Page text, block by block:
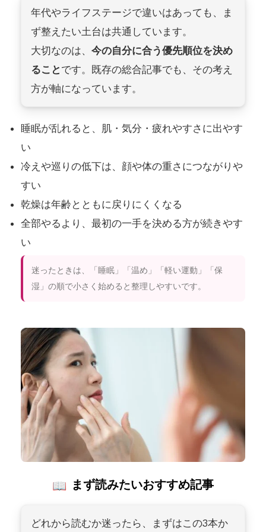
年代やライフステージで違いはあっても、ま
ず整えたい土台は共通しています。
大切なのは、 今の自分に合う優先順位を決め
ること です。既存の総合記事でも、その考え
方が軸になっています。
睡眠が乱れると、肌・気分・疲れやすさに出やす
い
冷えや巡りの低下は、顔や体の重さにつながりや
すい
乾燥は年齢とともに戻りにくくなる
全部やるより、最初の一手を決める方が続きやす
い
迷ったときは、「睡眠」「温め」「軽い運動」「保
湿」の順で小さく始めると整理しやすいです。
まず読みたいおすすめ記事
どれから読むか迷ったら、まずはこの3本か